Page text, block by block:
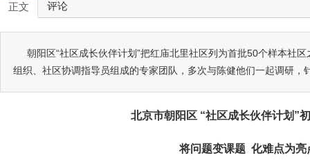
正文 评论
朝阳区“社区成长伙伴计划”把红庙北里社区列为首批50个样本社
组织、社区协调指导员组成的专家团队，多次与陈健他们一起调研，
北京市朝阳区 “社区成长伙伴计划
将问题变课题 化难点为亮